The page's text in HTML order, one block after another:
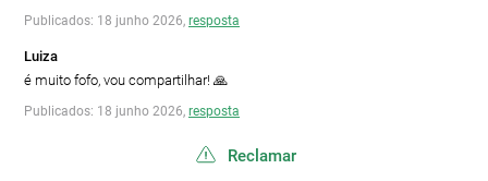
Publicados: 18 junho 2026, resposta
Luiza
é muito fofo, vou compartilhar! 🙏
Publicados: 18 junho 2026, resposta
Reclamar